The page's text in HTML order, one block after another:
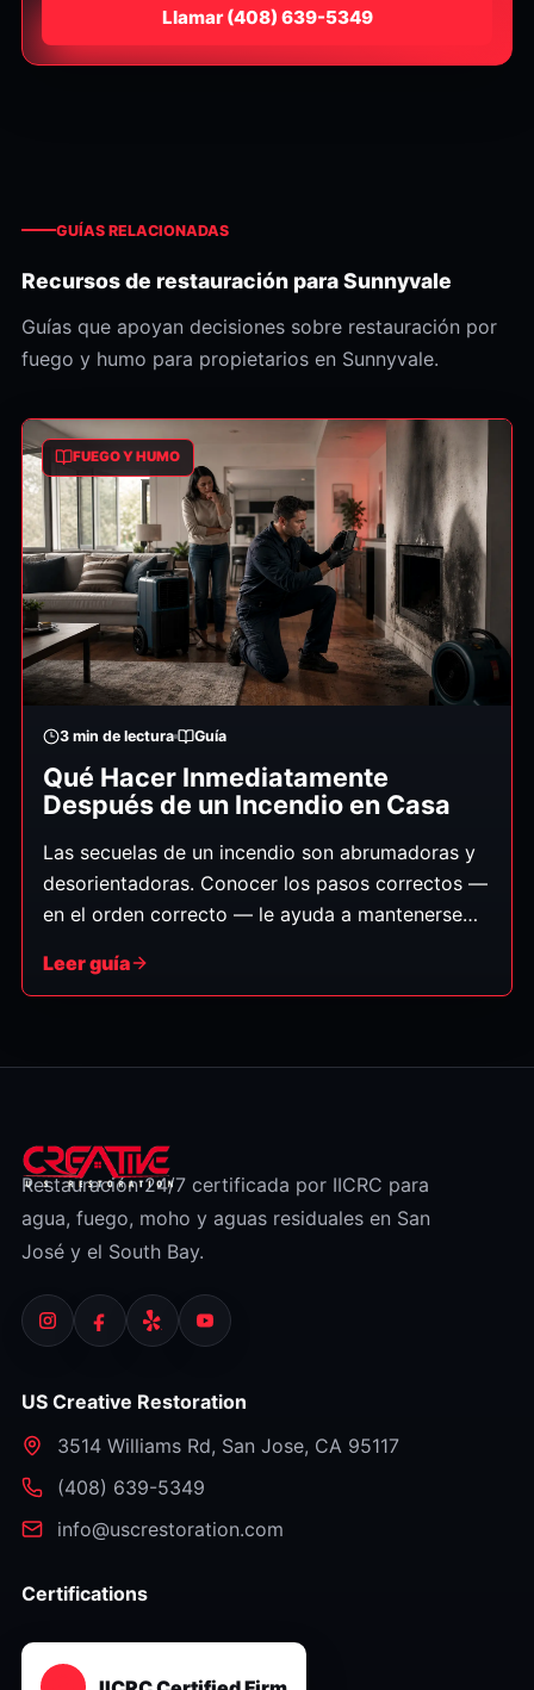
Llamar ⁦(408) 639-5349⁩
GUÍAS RELACIONADAS
Recursos de restauración para Sunnyvale
Guías que apoyan decisiones sobre restauración por
fuego y humo para propietarios en Sunnyvale.
FUEGO Y HUMO
3 min de lectura Guía
Qué Hacer Inmediatamente
Después de un Incendio en Casa
Las secuelas de un incendio son abrumadoras y
desorientadoras. Conocer los pasos correctos —
en el orden correcto — le ayuda a mantenerse
recuperación para que sea lo más fluida posible.
Leer guía
Restauración 24/7 certificada por IICRC para
agua, fuego, moho y aguas residuales en San
José y el South Bay.
US Creative Restoration
3514 Williams Rd, San Jose, CA 95117
⁦(408) 639-5349⁩
info@uscrestoration.com
Certifications